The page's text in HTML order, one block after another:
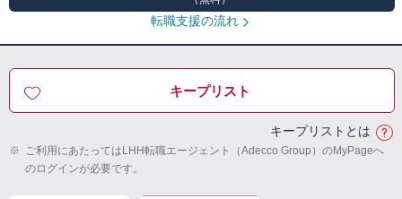
転職支援の流れ
キープリスト
キープリストとは
※ ご利用にあたってはLHH転職エージェント（Adecco Group）のMyPageへ
のログインが必要です。